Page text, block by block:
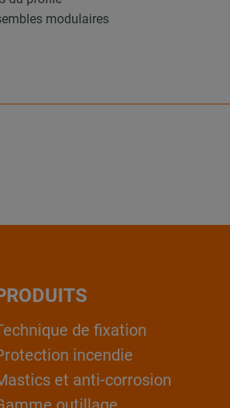
modulaires
de fixation
incendie
et anti-corrosion